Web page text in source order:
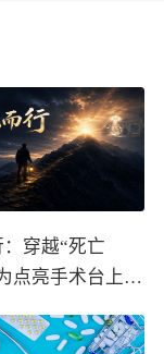
穿越“死亡
点亮手术台上的